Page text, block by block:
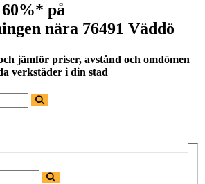
på
nära 76491 Väddö
jämför priser, avstånd och omdömen
verkstäder i din stad